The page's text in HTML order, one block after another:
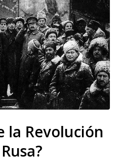
la Revolución
Rusa?